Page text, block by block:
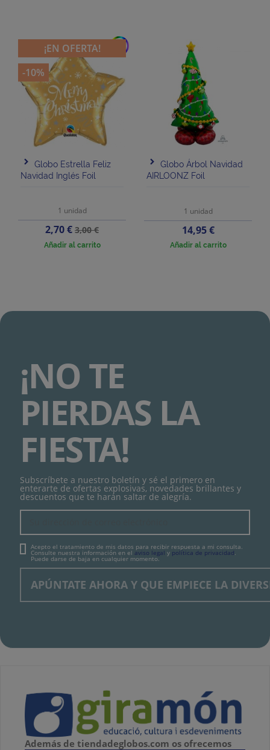
add
Globo Estrella Feliz
Navidad Inglés Foil
1 unidad
Precio
2,70 €Precio
base
3,00 €
Añadir al carrito
¡EN OFERTA!
-10%
Globo Árbol Navidad
AIRLOONZ Foil
1 unidad
Precio
14,95 €
Añadir al carrito
¡NO TE
PIERDAS LA
FIESTA!
Subscríbete a nuestro boletín y sé el primero en
enterarte de ofertas explosivas, novedades brillantes y
descuentos que te harán saltar de alegría.
Acepto el tratamiento de mis datos para recibir respuesta a mi consulta.
Consulte nuestra información en el aviso legal y política de privacidad
Puede darse de baja en cualquier momento.
Además de tiendadeglobos.com os ofrecemos